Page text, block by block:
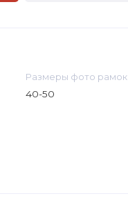
Размеры фото рамок
40-50